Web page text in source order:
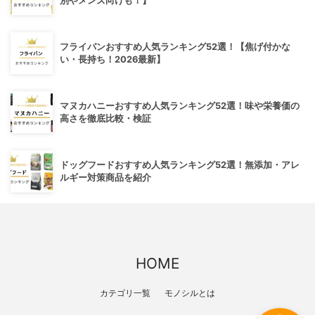
フライパンおすすめ人気ランキング52選！【焦げ付かな
い・長持ち！2026最新】
マヌカハニーおすすめ人気ランキング52選！味や栄養価の
高さを徹底比較・検証
ドッグフードおすすめ人気ランキング52選！無添加・アレ
ルギー対策商品を紹介
HOME
カテゴリ一覧 モノシルとは